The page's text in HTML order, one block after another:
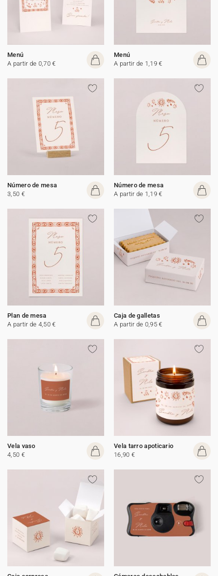
Menú
A partir de 0,70 €
Menú
A partir de 1,19 €
Número de mesa
3,50 €
Número de mesa
A partir de 1,19 €
Plan de mesa
A partir de 4,50 €
Caja de galletas
A partir de 0,95 €
Vela vaso
4,50 €
Vela tarro apoticario
16,90 €